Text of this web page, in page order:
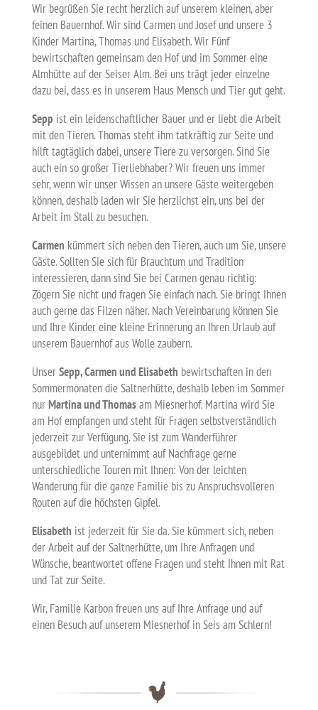
Wir begrüßen Sie recht herzlich auf unserem kleinen, aber
feinen Bauernhof. Wir sind Carmen und Josef und unsere 3
Kinder Martina, Thomas und Elisabeth. Wir Fünf
bewirtschaften gemeinsam den Hof und im Sommer eine
Almhütte auf der Seiser Alm. Bei uns trägt jeder einzelne
dazu bei, dass es in unserem Haus Mensch und Tier gut geht.
Sepp ist ein leidenschaftlicher Bauer und er liebt die Arbeit
mit den Tieren. Thomas steht ihm tatkräftig zur Seite und
hilft tagtäglich dabei, unsere Tiere zu versorgen. Sind Sie
auch ein so großer Tierliebhaber? Wir freuen uns immer
sehr, wenn wir unser Wissen an unsere Gäste weitergeben
können, deshalb laden wir Sie herzlichst ein, uns bei der
Arbeit im Stall zu besuchen.
Carmen kümmert sich neben den Tieren, auch um Sie, unsere
Gäste. Sollten Sie sich für Brauchtum und Tradition
interessieren, dann sind Sie bei Carmen genau richtig:
Zögern Sie nicht und fragen Sie einfach nach. Sie bringt Ihnen
auch gerne das Filzen näher. Nach Vereinbarung können Sie
und Ihre Kinder eine kleine Erinnerung an Ihren Urlaub auf
unserem Bauernhof aus Wolle zaubern.
UnserSepp, Carmen und Elisabeth bewirtschaften in den
Sommermonaten die Saltnerhütte, deshalb leben im Sommer
nurMartina und Thomasam Miesnerhof. Martina wird Sie
am Hof empfangen und steht für Fragen selbstverständlich
jederzeit zur Verfügung. Sie ist zum Wanderführer
ausgebildet und unternimmt auf Nachfrage gerne
unterschiedliche Touren mit Ihnen: Von der leichten
Wanderung für die ganze Familie bis zu Anspruchsvolleren
Routen auf die höchsten Gipfel.
Elisabeth ist jederzeit für Sie da. Sie kümmert sich, neben
der Arbeit auf der Saltnerhütte, um Ihre Anfragen und
Wünsche, beantwortet offene Fragen und steht Ihnen mit Rat
und Tat zur Seite.
Wir, Familie Karbon freuen uns auf Ihre Anfrage und auf
einen Besuch auf unserem Miesnerhof in Seis am Schlern!